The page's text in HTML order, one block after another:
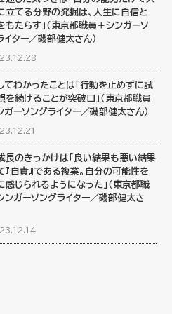
立てる分野の発掘は、人生に自信と
もたらす」（東京都職員＋シンガーソ
イター／磯部健太さん）
てわかったことは「行動を止めずに試
を続けることが突破口」（東京都職員
ガーソングライター／磯部健太さん）
長のきっかけは「良い結果も悪い結果
『自責』である複業。自分の可能性を
感じられるようになった」（東京都職
ンガーソングライター／磯部健太さ